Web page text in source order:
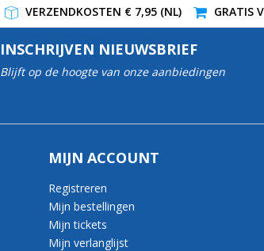
VERZENDKOSTEN € 7,95 (NL)
GRATIS
INSCHRIJVEN NIEUWSBRIEF
Blijft op de hoogte van onze aanbiedingen
MIJN ACCOUNT
Registreren
Mijn bestellingen
Mijn tickets
Mijn verlanglijst